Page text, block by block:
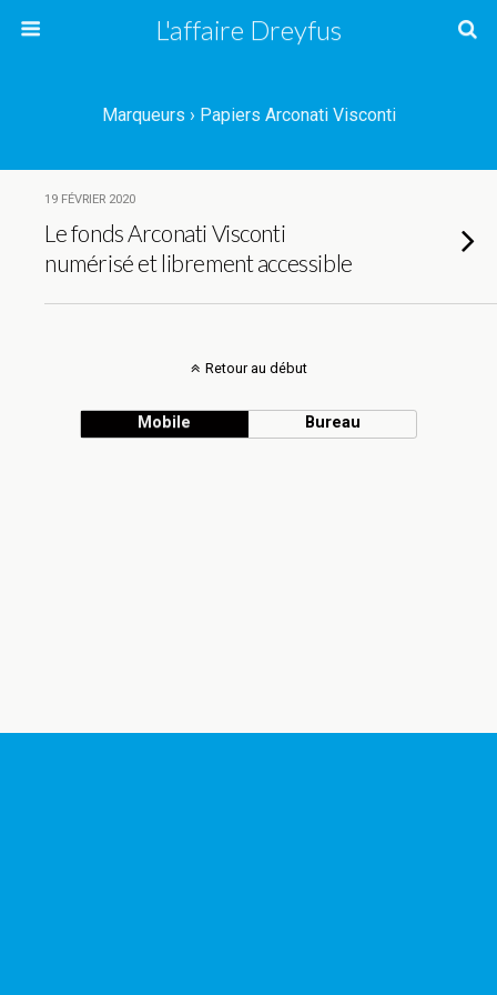
L'affaire Dreyfus
Marqueurs › Papiers Arconati Visconti
19 FÉVRIER 2020
Le fonds Arconati Visconti
numérisé et librement accessible
Retour au début
Mobile Bureau